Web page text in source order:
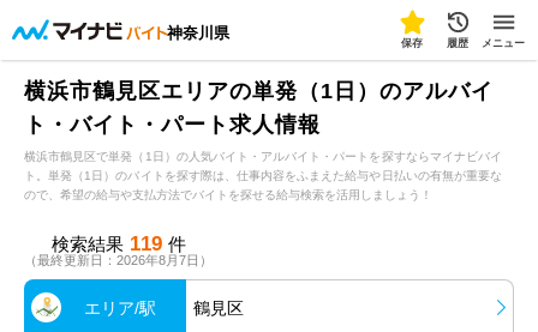
神奈川県
保存 履歴 メニュー
横浜市鶴見区エリアの単発（1日）のアルバイ
ト・バイト・パート求人情報
横浜市鶴見区で単発（1日）の人気バイト・アルバイト・パートを探すならマイナビバイ
ト。単発（1日）のバイトを探す際は、仕事内容をふまえた給与や日払いの有無が重要な
ので、希望の給与や支払方法でバイトを探せる給与検索を活用しましょう！
検索結果 119 件
（最終更新日：2026年8月7日）
エリア/駅 鶴見区